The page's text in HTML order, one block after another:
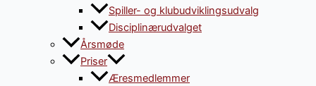
Spiller- og klubudviklingsudvalg
Disciplinærudvalget
Årsmøde
Priser
Æresmedlemmer